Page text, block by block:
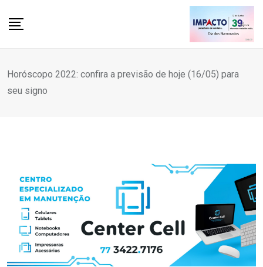
Horóscopo 2022: confira a previsão de hoje (16/05) para
seu signo